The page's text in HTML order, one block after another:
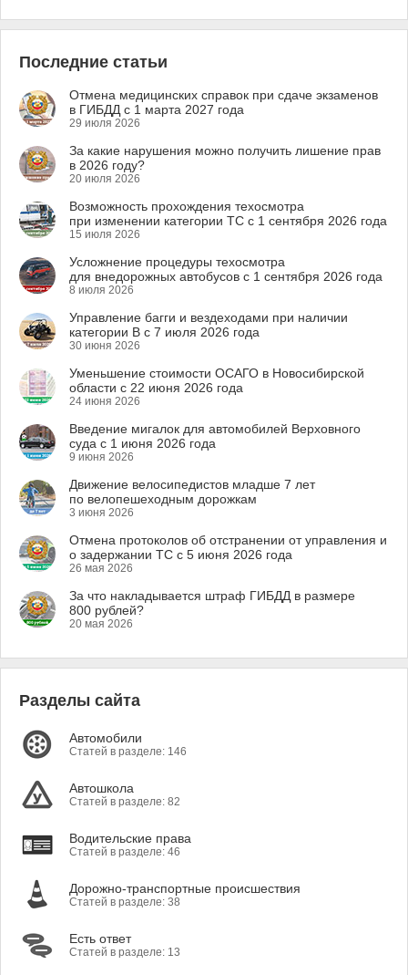
Последние статьи
Отмена медицинских справок при сдаче экзаменов
в ГИБДД с 1 марта 2027 года
29 июля 2026
За какие нарушения можно получить лишение прав
в 2026 году?
20 июля 2026
Возможность прохождения техосмотра
при изменении категории ТС с 1 сентября 2026 года
15 июля 2026
Усложнение процедуры техосмотра
для внедорожных автобусов с 1 сентября 2026 года
8 июля 2026
Управление багги и вездеходами при наличии
категории B с 7 июля 2026 года
30 июня 2026
Уменьшение стоимости ОСАГО в Новосибирской
области с 22 июня 2026 года
24 июня 2026
Введение мигалок для автомобилей Верховного
суда с 1 июня 2026 года
9 июня 2026
Движение велосипедистов младше 7 лет
по велопешеходным дорожкам
3 июня 2026
Отмена протоколов об отстранении от управления и
о задержании ТС с 5 июня 2026 года
26 мая 2026
За что накладывается штраф ГИБДД в размере
800 рублей?
20 мая 2026
Разделы сайта
Автомобили
Статей в разделе: 146
Автошкола
Статей в разделе: 82
Водительские права
Статей в разделе: 46
Дорожно-транспортные происшествия
Статей в разделе: 38
Есть ответ
Статей в разделе: 13